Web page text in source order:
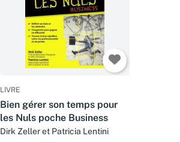
LIVRE
Bien gérer son temps pour
les Nuls poche Business
Dirk Zeller et Patricia Lentini